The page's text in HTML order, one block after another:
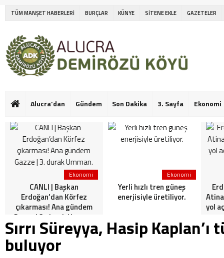
TÜM MANŞET HABERLERİ BURÇLAR KÜNYE SİTENE EKLE GAZETELER
Alucra’dan Gündem Son Dakika 3. Sayfa Ekonomi
Ekonomi
CANLI | Başkan
Erdoğan’dan Körfez
çıkarması! Ana gündem
Gazze | 3. durak Umman.
Ekonomi
Yerli hızlı tren güneş
enerjisiyle üretiliyor.
yol
Sırrı Süreyya, Hasip
buluyor